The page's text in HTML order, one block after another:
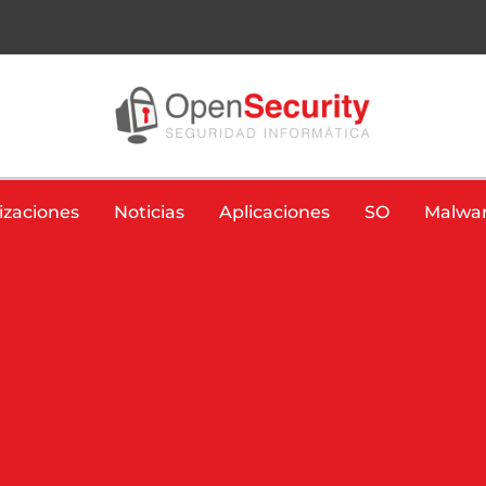
Noticias Aplicaciones SO